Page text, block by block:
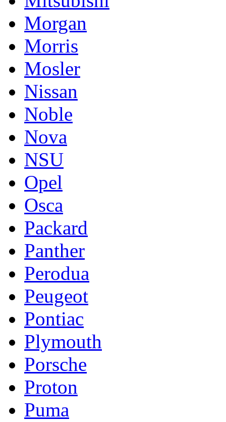
Morgan
Morris
Mosler
Nissan
Noble
Nova
NSU
Opel
Osca
Packard
Panther
Perodua
Peugeot
Pontiac
Plymouth
Porsche
Proton
Puma